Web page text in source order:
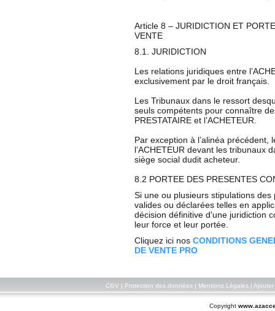
Article 8 – JURIDICTION ET
VENTE
8.1. JURIDICTION
Les relations juridiques entre
exclusivement par le droit français.
Les Tribunaux dans le ressort
seuls compétents pour connaître
PRESTATAIRE et l’ACHETEUR.
Par exception à l’alinéa précédent,
l’ACHETEUR devant les tribunaux
siège social dudit acheteur.
8.2 PORTEE DES PRESENTES
Si une ou plusieurs stipulations
valides ou déclarées telles en
décision définitive d'une juridiction
leur force et leur portée.
Cliquez ici nos CONDITIONS
DE VENTE PRO
CGV Protection des données| Mentions Légales| Ajouter
Copyright